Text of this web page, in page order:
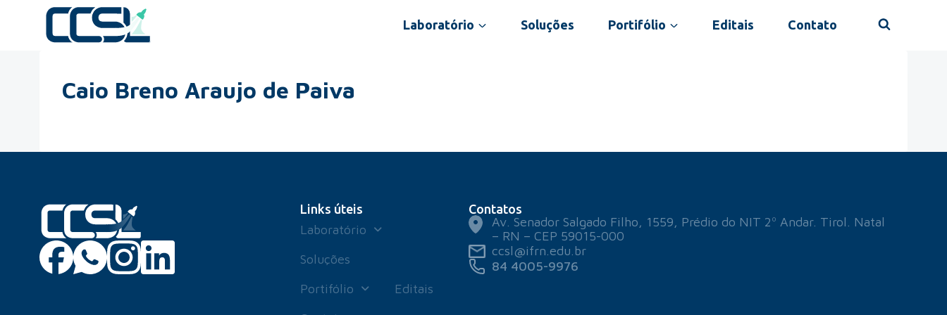
Laboratório Soluções Portifólio Editais Contato
Caio Breno Araujo de Paiva
Links úteis
Laboratório
Soluções
Portifólio
Editais
Contatos
Av. Senador Salgado Filho, 1559, Prédio do NIT 2º Andar. Tirol. Natal
– RN – CEP 59015-000
ccsl@ifrn.edu.br
84 4005-9976